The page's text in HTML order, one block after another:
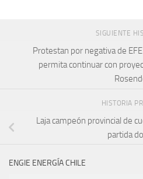
SIGUIENTE
Protestan por negativa de
permita continuar con
HISTORIA
Laja campeón provincial de
partida
ENGIE ENERGÍA CHILE